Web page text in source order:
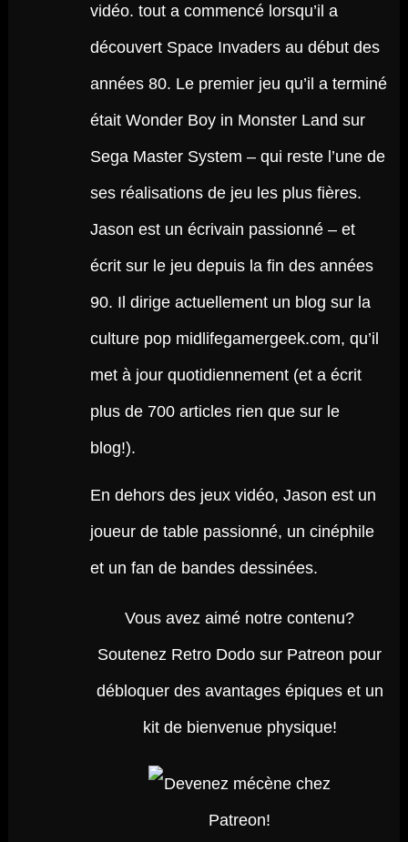
vidéo. tout a commencé lorsqu’il a
découvert Space Invaders au début des
années 80. Le premier jeu qu’il a terminé
était Wonder Boy in Monster Land sur
Sega Master System – qui reste l’une de
ses réalisations de jeu les plus fières.
Jason est un écrivain passionné – et
écrit sur le jeu depuis la fin des années
90. Il dirige actuellement un blog sur la
culture pop midlifegamergeek.com, qu’il
met à jour quotidiennement (et a écrit
plus de 700 articles rien que sur le
blog!).
En dehors des jeux vidéo, Jason est un
joueur de table passionné, un cinéphile
et un fan de bandes dessinées.
Vous avez aimé notre contenu?
Soutenez Retro Dodo sur Patreon pour
débloquer des avantages épiques et un
kit de bienvenue physique!